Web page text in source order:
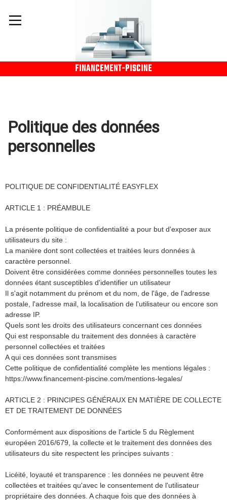
FINANCEMENT-PISCINE
Politique des données
personnelles